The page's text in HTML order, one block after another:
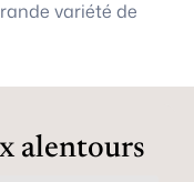
variété de
alentours